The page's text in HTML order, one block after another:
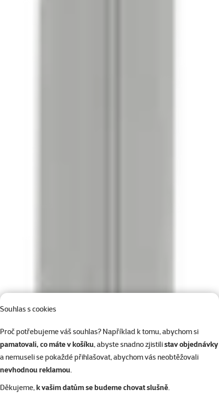
Souhlas s cookies
Proč potřebujeme váš souhlas? Například k tomu, abychom si
pamatovali, co máte v košíku, abyste snadno zjistilistav objednávky
a nemuseli se pokaždé přihlašovat, abychom vás neobtěžovali
nevhodnou reklamou.
Děkujeme,k vašim datům se budeme chovat slušně.